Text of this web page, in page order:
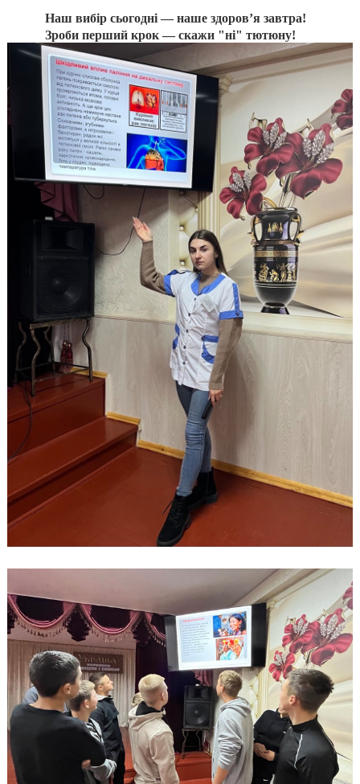
Наш вибір сьогодні — наше здоров’я завтра!
Зроби перший крок — скажи "ні" тютюну!